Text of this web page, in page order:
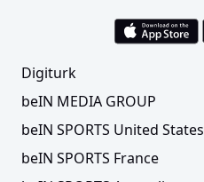
Digiturk
beIN MEDIA GROUP
beIN SPORTS United States
beIN SPORTS France